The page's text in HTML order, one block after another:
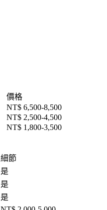
價格
NT$ 6,500-8,500
NT$ 2,500-4,500
NT$ 1,800-3,500
細節
是
是
是